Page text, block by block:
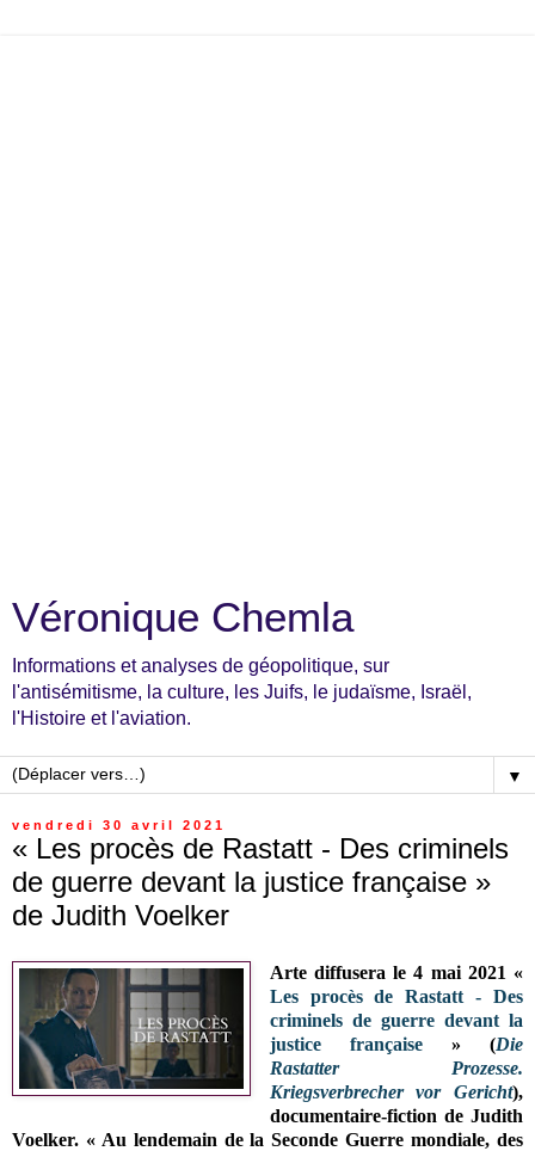
Véronique Chemla
Informations et analyses de géopolitique, sur
l'antisémitisme, la culture, les Juifs, le judaïsme, Israël,
l'Histoire et l'aviation.
▼
vendredi 30 avril 2021
« Les procès de Rastatt - Des criminels
de guerre devant la justice française »
de Judith Voelker
Arte diffusera le 4 mai 2021 «
Les procès de Rastatt - Des
criminels de guerre devant la
justice française» (Die
Rastatter Prozesse.
Kriegsverbrecher vor Gericht),
documentaire-fiction de Judith
Voelker. « Au lendemain de la Seconde Guerre mondiale, des